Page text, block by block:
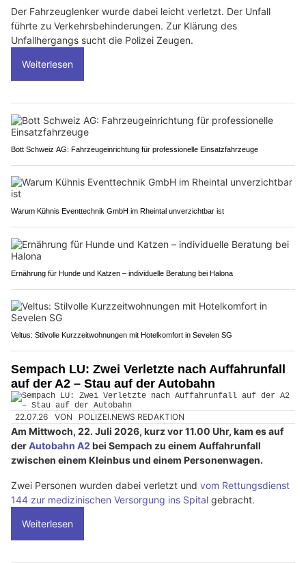
Der Fahrzeuglenker wurde dabei leicht verletzt. Der Unfall
führte zu Verkehrsbehinderungen. Zur Klärung des
Unfallhergangs sucht die Polizei Zeugen.
Weiterlesen
Bott Schweiz AG: Fahrzeugeinrichtung für professionelle Einsatzfahrzeuge
Warum Kühnis Eventtechnik GmbH im Rheintal unverzichtbar ist
Ernährung für Hunde und Katzen – individuelle Beratung bei Halona
Veltus: Stilvolle Kurzzeitwohnungen mit Hotelkomfort in Sevelen SG
Sempach LU: Zwei Verletzte nach Auffahrunfall
auf der A2 – Stau auf der Autobahn
22.07.26 VON POLIZEI.NEWS REDAKTION
Am Mittwoch, 22. Juli 2026, kurz vor 11.00 Uhr, kam es auf
derAutobahn A2 bei Sempach zu einem Auffahrunfall
zwischen einem Kleinbus und einem Personenwagen.
Zwei Personen wurden dabei verletzt und vom Rettungsdienst
144 zur medizinischen Versorgung ins Spital gebracht.
Weiterlesen